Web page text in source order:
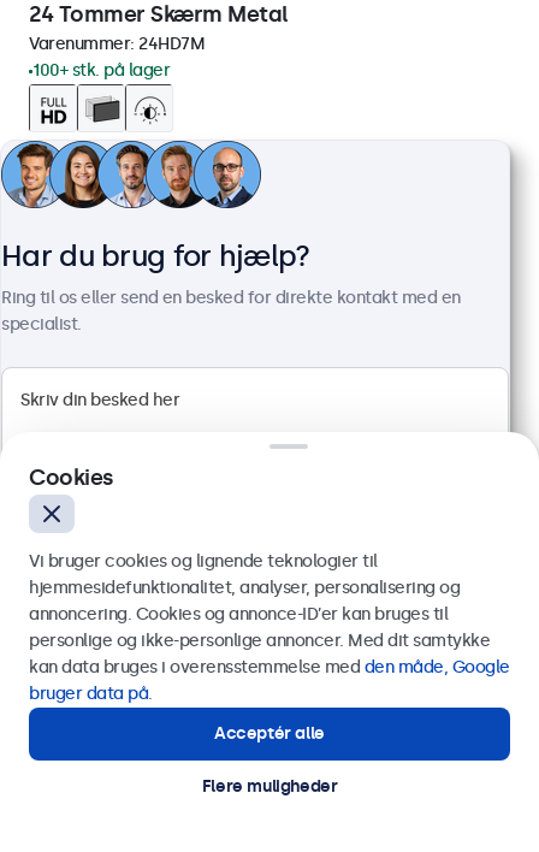
24 Tommer Skærm Metal
Varenummer: 24HD7M
100+ stk. på lager
1920 x 1080 opløsning (Full HD)
HDMI, VGA, BNC og RCA
Montering: skrivebord, indbygget, væg
Ydermål: 560 x 337 x 41 mm
3.849,00 kr.
4.811,25 kr. inkl. moms
27 Tommer Skærm Metal
Har du brug for hjælp?
Ring til os eller send en besked for direkte kontakt med en
specialist.
Send
Eller ring til os på
Kontakt vores specialister.
Cookies
Vi bruger cookies og lignende teknologier til
hjemmesidefunktionalitet, analyser, personalisering og
annoncering. Cookies og annonce-ID’er kan bruges til
personlige og ikke-personlige annoncer. Med dit samtykke
kan data bruges i overensstemmelse med den måde, Google
bruger data på.
Acceptér alle
Flere muligheder